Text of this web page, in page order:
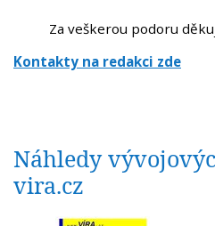
Za veškerou podoru
Kontakty na redakci zde
Náhledy
vira.cz